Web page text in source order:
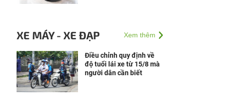
XE MÁY - XE ĐẠP Xem thêm
Điều chỉnh quy định về
độ tuổi lái xe từ 15/8 mà
người dân cần biết